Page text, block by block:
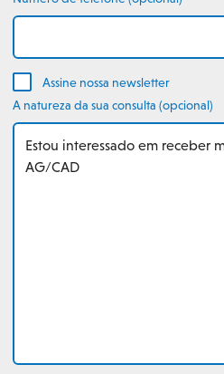
Assine nossa newsletter
A natureza da sua consulta (opcional)